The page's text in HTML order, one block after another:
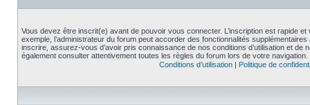
Vous devez être inscrit(e) avant de pouvoir vous connecter. L’inscription est rapide
exemple, l’administrateur du forum peut accorder des fonctionnalités
inscrire, assurez-vous d’avoir pris connaissance de nos conditions d’utilisation et de
également consulter attentivement toutes les règles du forum lors de votre navigation.
Conditions d’utilisation| Politique de